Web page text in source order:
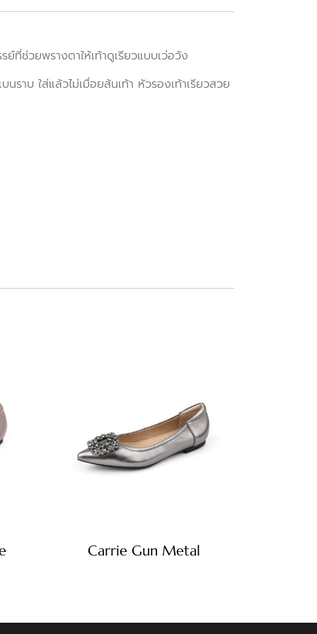
ช่วยพรางตาให้เท้าดูเรียวแบบเว่อวัง
าบ ใส่แล้วไม่เมื่อยส้นเท้า หัวรองเท้าเรียวสวย
Carrie Gun Metal